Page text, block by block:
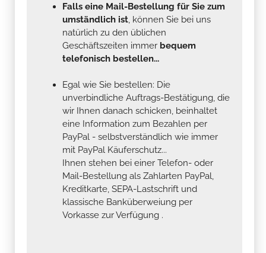
Falls eine Mail-Bestellung für Sie zum
umständlich ist, können Sie bei uns
natürlich zu den üblichen
Geschäftszeiten immer bequem
telefonisch bestellen...
Egal wie Sie bestellen: Die
unverbindliche Auftrags-Bestätigung, die
wir Ihnen danach schicken, beinhaltet
eine Information zum Bezahlen per
PayPal - selbstverständlich wie immer
mit PayPal Käuferschutz...
Ihnen stehen bei einer Telefon- oder
Mail-Bestellung als Zahlarten PayPal,
Kreditkarte, SEPA-Lastschrift und
klassische Banküberweiung per
Vorkasse zur Verfügung .